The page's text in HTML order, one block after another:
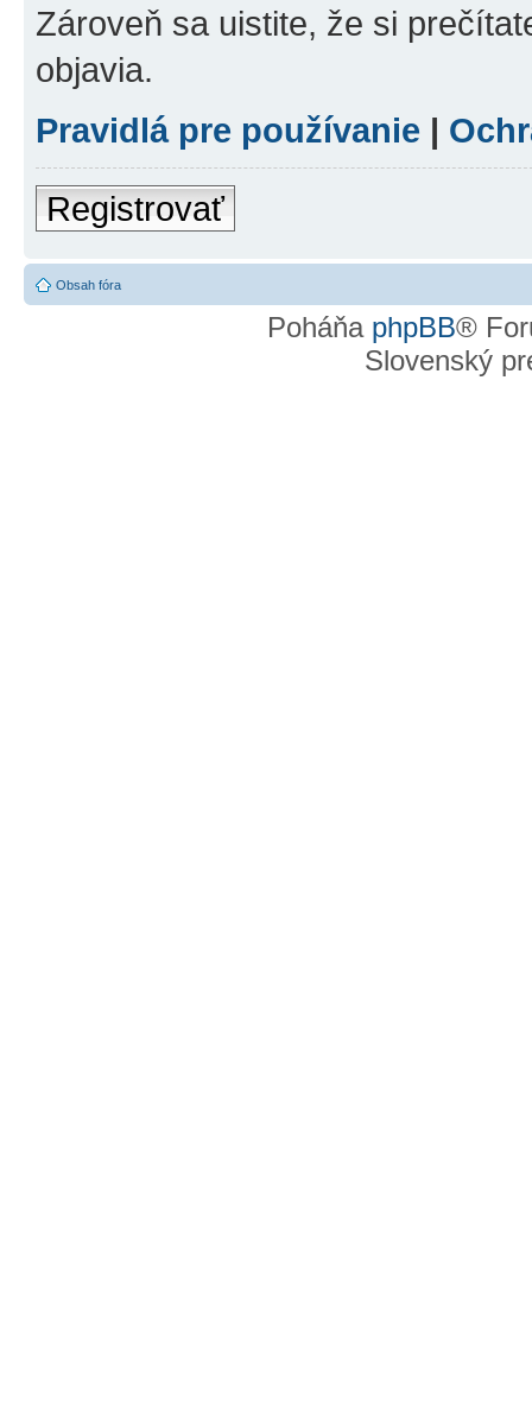
Zároveň sa uistite, že si
objavia.
Pravidlá pre používanie |
Registrovať
Obsah fóra
Poháňa phpBB®
Slovenský